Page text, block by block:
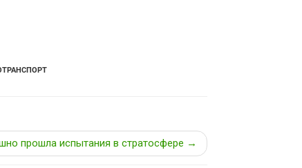
прошла испытания в стратосфере →